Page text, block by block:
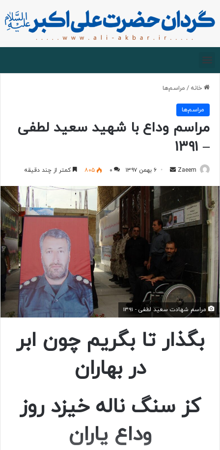
خانه / مراسم‌ها
مراسم‌ها
مراسم وداع با شهید سعید لطفی
– ۱۳۹۱
Zaeem ۶ بهمن ۱۳۹۷ ۰ ۸۰۵ کمتر از چند دقیقه
مراسم شهادت سعید لطفی - 1391
بگذار تا بگریم چون ابر
در بهاران
کز سنگ ناله خیزد روز
وداع یاران